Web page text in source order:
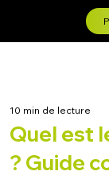
Quel est
? Guide
10 min de lecture